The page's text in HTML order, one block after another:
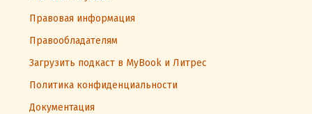
Правовая информация
Правообладателям
Загрузить подкаст в MyBook и Литрес
Политика конфиденциальности
Документация